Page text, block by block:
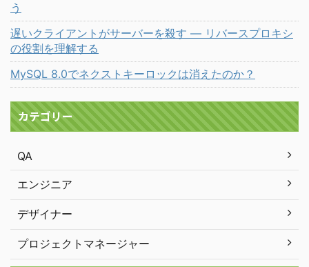
う
遅いクライアントがサーバーを殺す ― リバースプロキシ
の役割を理解する
MySQL 8.0でネクストキーロックは消えたのか？
カテゴリー
QA
エンジニア
デザイナー
プロジェクトマネージャー